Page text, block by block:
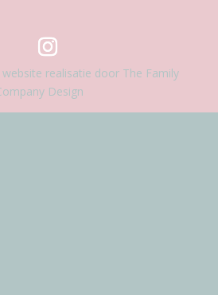
realisatie door The Family
Design